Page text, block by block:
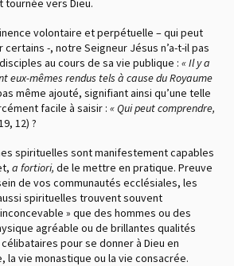
tournée vers Dieu.
volontaire et perpétuelle – qui peut
-, notre Seigneur Jésus n’a-t-il pas
au cours de sa vie publique : « Il y a
eux-mêmes rendus tels à cause du Royaume
même ajouté, signifiant ainsi qu’une telle
facile à saisir : « Qui peut comprendre,
12) ?
spirituelles sont manifestement capables
a fortiori, de le mettre en pratique. Preuve
de vos communautés ecclésiales, les
spirituelles trouvent souvent
» que des hommes ou des
agréable ou de brillantes qualités
pour se donner à Dieu en
la vie monastique ou la vie consacrée.